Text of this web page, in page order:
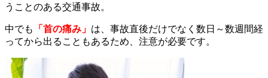
うことのある交通事故。
中でも 「首の痛み」 は、事故直後だけでなく数日～数週間経
ってから出ることもあるため、注意が必要です。